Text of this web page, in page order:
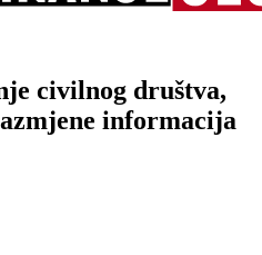
civilnog društva,
informacija